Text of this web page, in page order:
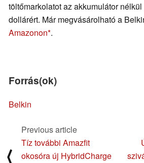
töltőmarkolatot az akkumulátor
dollárért. Már megvásárolható a
Amazonon .
Forrás(ok)
Belkin
⟨
Previous article
Tíz további Amazfit
okosóra új HybridCharge